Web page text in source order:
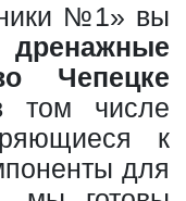
№1» вы
Чепецке
том числе
к
для